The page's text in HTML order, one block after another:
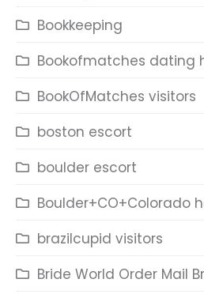
Bookkeeping
Bookofmatches dating
BookOfMatches visitors
boston escort
boulder escort
Boulder+CO+Colorado
brazilcupid visitors
Bride World Order Mail